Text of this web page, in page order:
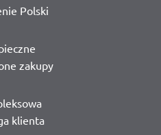
Polski
zakupy
klienta